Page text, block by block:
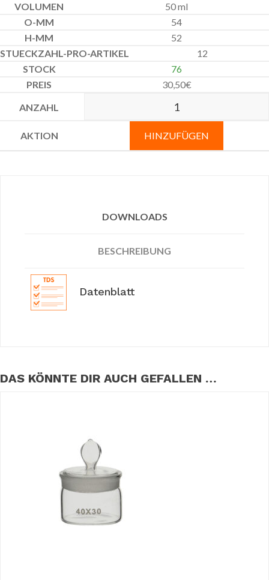
50 ml
54
52
12
76
30,50€
HINZUFÜGEN
DOWNLOADS
BESCHREIBUNG
Datenblatt
DAS KÖNNTE DIR AUCH GEFALLEN …